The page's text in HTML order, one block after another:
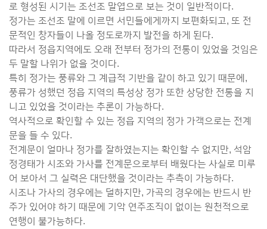
로 형성된 시기는 조선조 말엽으로 보는 것이 일반적이다.
정가는 조선조 말에 이르면 서민들에게까지 보편화되고, 또 전
문적인 창자들이 나올 정도로까지 발전을 하게 된다.
따라서 정읍지역에도 오래 전부터 정가의 전통이 있었을 것임은
두 말할 나위가 없을 것이다.
특히 정가는 풍류와 그 계급적 기반을 같이 하고 있기 때문에,
풍류가 성했던 정읍 지역의 특성상 정가 또한 상당한 전통을 지
니고 있었을 것이라는 추론이 가능하다.
역사적으로 확인할 수 있는 정읍 지역의 정가 가객으로는 전계
문을 들 수 있다.
전계문이 얼마나 정가를 잘하였는지는 확인할 수 없지만, 석암
정경태가 시조와 가사를 전계문으로부터 배웠다는 사실로 미루
어 보아서 그 실력은 대단했을 것이라는 추측이 가능하다.
시조나 가사의 경우에는 덜하지만, 가곡의 경우에는 반드시 반
주가 있어야 하기 때문에 기악 연주조직이 없이는 원천적으로
연행이 불가능하다.